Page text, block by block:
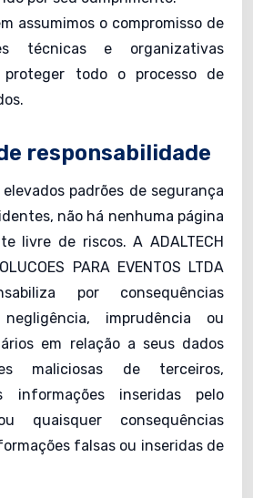
assumimos o compromisso de
técnicas e organizativas
todo o processo de
responsabilidade
padrões de segurança
não há nenhuma página
livre de riscos. A ADALTECH
PARA EVENTOS LTDA
por consequências
imprudência ou
em relação a seus dados
maliciosas de terceiros,
informações inseridas pelo
quaisquer consequências
falsas ou inseridas de